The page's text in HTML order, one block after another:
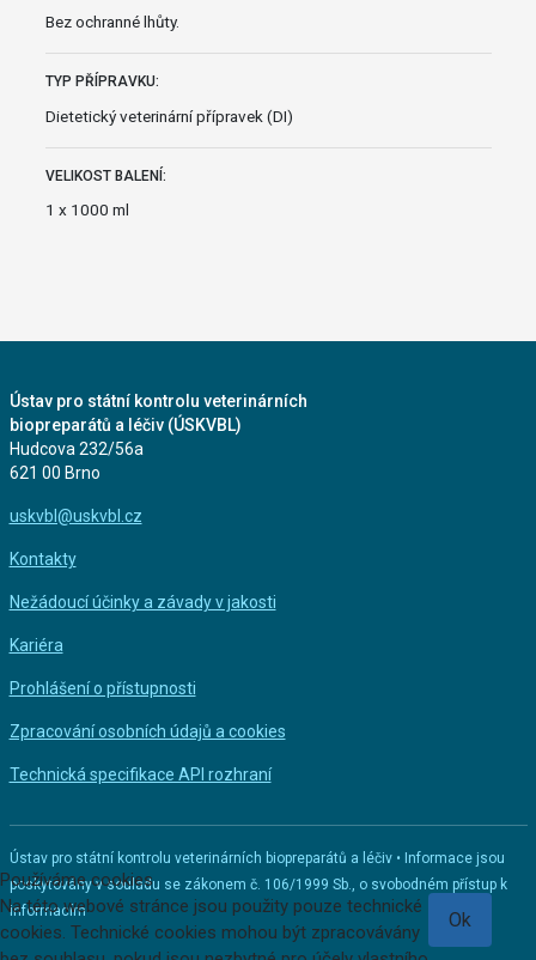
Bez ochranné lhůty.
TYP PŘÍPRAVKU:
Dietetický veterinární přípravek (DI)
VELIKOST BALENÍ:
1 x 1000 ml
Ústav pro státní kontrolu veterinárních
biopreparátů a léčiv (ÚSKVBL)
Hudcova 232/56a
621 00 Brno
uskvbl@uskvbl.cz
Kontakty
Nežádoucí účinky a závady v jakosti
Kariéra
Prohlášení o přístupnosti
Zpracování osobních údajů a cookies
Technická specifikace API rozhraní
Ústav pro státní kontrolu veterinárních biopreparátů a léčiv • Informace jsou
poskytovány v souladu se zákonem č. 106/1999 Sb., o svobodném přístup k
informacím
Používáme cookies
Na této webové stránce jsou použity pouze technické
cookies. Technické cookies mohou být zpracovávány
Ok